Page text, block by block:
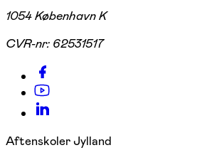
1054 København K
CVR-nr: 62531517
Aftenskoler Jylland